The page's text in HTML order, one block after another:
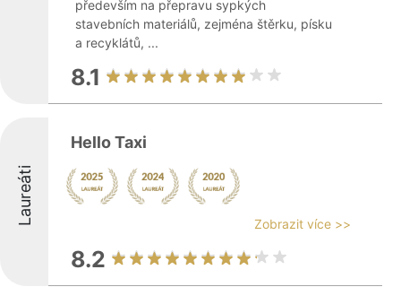
především na přepravu sypkých
stavebních materiálů, zejména štěrku, písku
a recyklátů, ...
8.1
Laureáti
Hello Taxi
Zobrazit více >>
8.2